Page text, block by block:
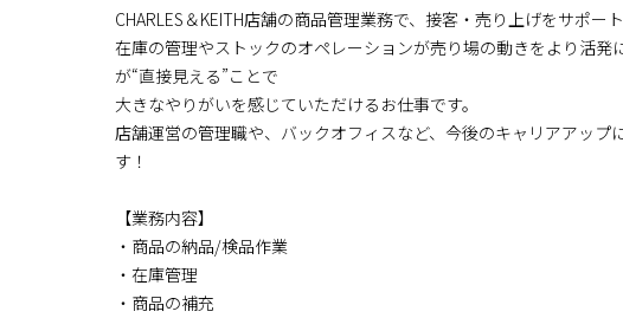
CHARLES＆KEITH店舗の商品管理業務で、接客・売り上げをサポー
在庫の管理やストックのオペレーションが売り場の動きをより活発
が“直接見える”ことで
大きなやりがいを感じていただけるお仕事です。
店舗運営の管理職や、バックオフィスなど、今後のキャリアアップ
す！
【業務内容】
・商品の納品/検品作業
・在庫管理
・商品の補充